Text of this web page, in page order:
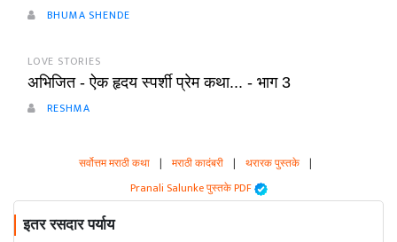
BHUMA SHENDE
LOVE STORIES
अभिजित - ऐक हृदय स्पर्शी प्रेम कथा... - भाग 3
RESHMA
सर्वोत्तम मराठी कथा | मराठी कादंबरी | थरारक पुस्तके |
Pranali Salunke पुस्तके PDF
इतर रसदार पर्याय